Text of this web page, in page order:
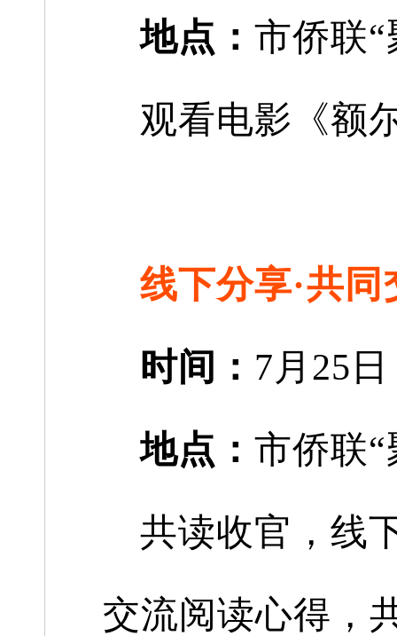
地点： 市侨联
观看电影《额
线下分享·共同
时间： 7月25
地点： 市侨联
共读收官，线
交流阅读心得，